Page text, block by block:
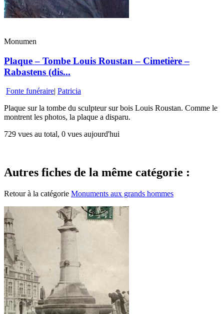
Monumen
Plaque – Tombe Louis Roustan – Cimetière –
Rabastens (dis...
Fonte funéraire| Patricia
Plaque sur la tombe du sculpteur sur bois Louis Roustan. Comme le
montrent les photos, la plaque a disparu.
729 vues au total, 0 vues aujourd'hui
Autres fiches de la même catégorie :
Retour à la catégorie Monuments aux grands hommes